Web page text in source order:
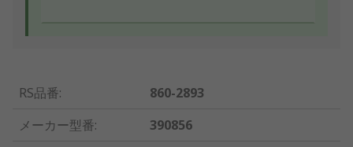
RS品番:
860-2893
メーカー型番:
390856